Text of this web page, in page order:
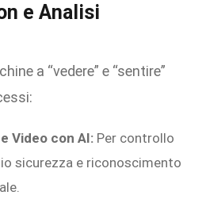
e Analisi
a “vedere” e “sentire”
Video con AI: Per controllo
sicurezza e riconoscimento